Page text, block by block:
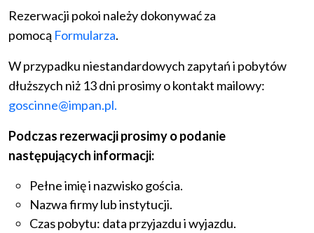
Rezerwacji pokoi należy dokonywać za
pomocą Formularza.
W przypadku niestandardowych zapytań i pobytów
dłuższych niż 13 dni prosimy o kontakt mailowy:
goscinne@impan.pl.
Podczas rezerwacji prosimy o podanie
następujących informacji:
Pełne imię i nazwisko gościa.
Nazwa firmy lub instytucji.
Czas pobytu: data przyjazdu i wyjazdu.